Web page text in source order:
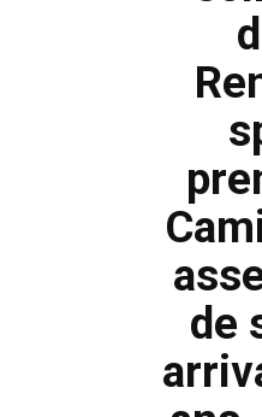
de